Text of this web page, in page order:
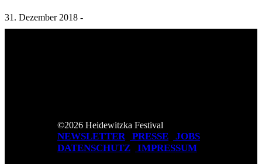
31. Dezember 2018 -
©2026 Heidewitzka Festival
NEWSLETTER PRESSE
JOBS
DATENSCHUTZ
IMPRESSUM